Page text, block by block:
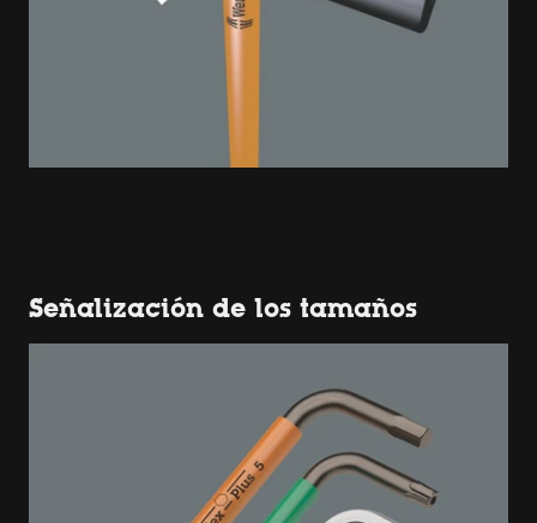
Señalización de los tamaños